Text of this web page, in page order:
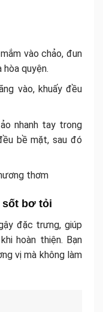
vào chảo, đun
hòa quyện.
vào, khuấy đều
nhanh tay trong
bề mặt, sau đó
thơm
sốt bơ tỏi
đặc trưng, giúp
hoàn thiện. Bạn
vị mà không làm